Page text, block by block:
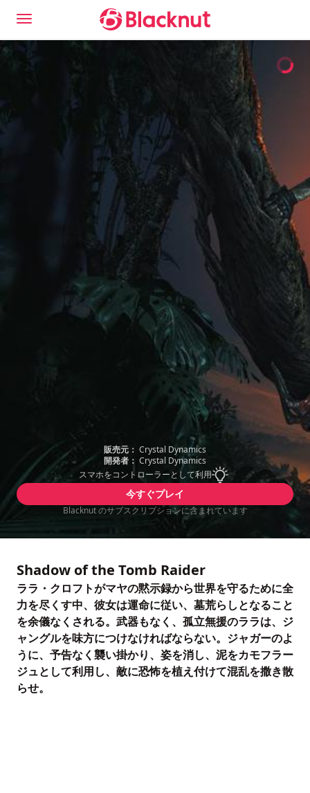
販売元： Crystal Dynamics
開発者： Crystal Dynamics
スマホをコントローラーとして利用
今すぐプレイ
Blacknut のサブスクリプションに含まれています
Shadow of the Tomb Raider
ララ・クロフトがマヤの黙示録から世界を守るために全
力を尽くす中、彼女は運命に従い、墓荒らしとなること
を余儀なくされる。武器もなく、孤立無援のララは、ジ
ャングルを味方につけなければならない。ジャガーのよ
うに、予告なく襲い掛かり、姿を消し、泥をカモフラー
ジュとして利用し、敵に恐怖を植え付けて混乱を撒き散
らせ。